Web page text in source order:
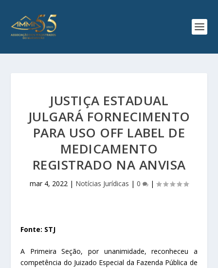
JUSTIÇA ESTADUAL
JULGARÁ FORNECIMENTO
PARA USO OFF LABEL DE
MEDICAMENTO
REGISTRADO NA ANVISA
mar 4, 2022 | Notícias Jurídicas | 0 |
Fonte: STJ
​A Primeira Seção, por unanimidade, reconheceu a
competência do Juizado Especial da Fazenda Pública de